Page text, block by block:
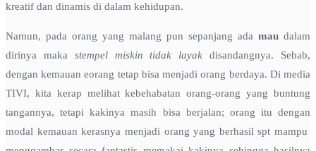
kreatif dan dinamis di dalam kehidupan.
Namun, pada orang yang malang pun sepanjang ada mau dalam
dirinya maka stempel miskin tidak layak disandangnya. Sebab,
dengan kemauan eorang tetap bisa menjadi orang berdaya. Di media
TIVI, kita kerap melihat kebehabatan orang-orang yang buntung
tangannya, tetapi kakinya masih bisa berjalan; orang itu dengan
modal kemauan kerasnya menjadi orang yang berhasil spt mampu